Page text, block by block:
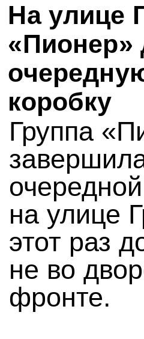
На улице
«Пионер»
коробку
Группа
на улице
этот раз
не во
фронте.